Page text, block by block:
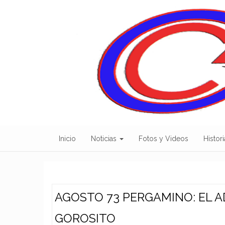
Inicio Noticias Fotos y Videos
AGOSTO 73 PERGAMINO: EL
GOROSITO